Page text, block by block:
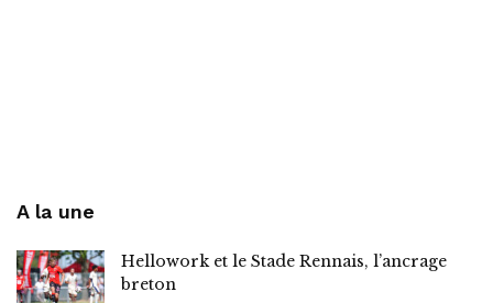
A la une
Hellowork et le Stade Rennais, l’ancrage
breton